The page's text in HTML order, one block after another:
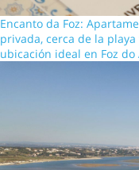
Encanto da Foz:
privada, cerca de la
ubicación ideal en Foz do